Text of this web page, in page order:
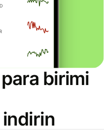
birimi
indirin